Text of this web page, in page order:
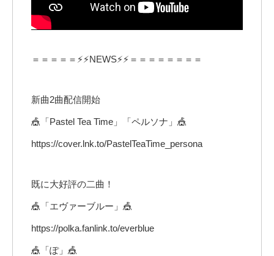
＝＝＝＝＝⚡⚡NEWS⚡⚡＝＝＝＝＝＝＝＝
新曲2曲配信開始
🎪「Pastel Tea Time」「ペルソナ」🎪
https://cover.lnk.to/PastelTeaTime_persona
既に大好評の二曲！
🎪「エヴァーブルー」🎪
https://polka.fanlink.to/everblue
🎪「ぽ」🎪